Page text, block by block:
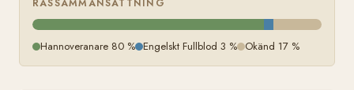
RASSAMMANSÄTTNING
Hannoveranare 80 % Engelskt Fullblod 3 % Okänd 17 %